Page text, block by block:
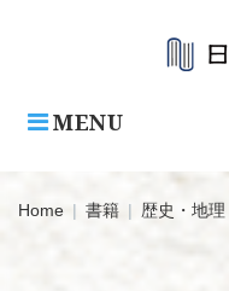
MENU
Home | 書籍 | 歴史・地理